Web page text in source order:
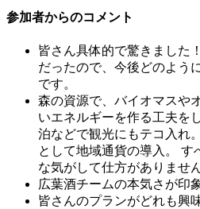
参加者からのコメント
皆さん具体的で驚きました
だったので、今後どのよう
です。
森の資源で、バイオマスや
いエネルギーを作る工夫を
泊などで観光にもテコ入れ
として地域通貨の導入。 す
な気がして仕方がありませ
広葉酒チームの本気さが印
皆さんのプランがどれも興